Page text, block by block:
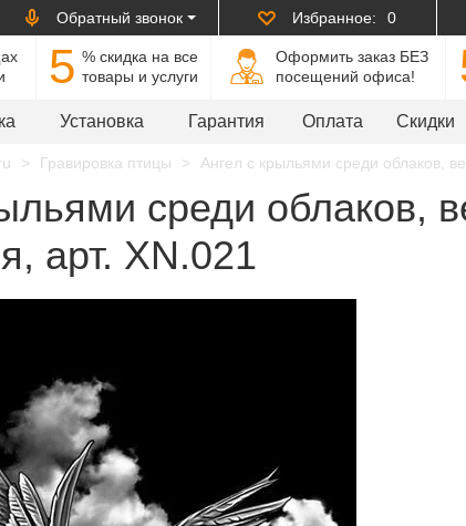
Обратный звонок Избранное: 0
5 % cкидка на все
товары и услуги
Оформить заказ БЕЗ
посещений офиса!
Установка Гарантия Оплата Скидки
Гравировка птицы Ангел с крыльями среди облаков,
среди облаков,
арт. XN.021